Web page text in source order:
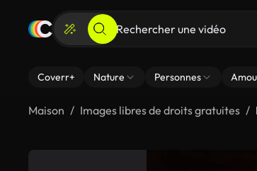
Coverr+ Nature Personnes
Maison Images libres de droits gratuites